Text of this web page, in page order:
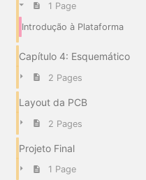
1 Page
Introdução à Plataforma
Capítulo 4: Esquemático
2 Pages
Layout da PCB
2 Pages
Projeto Final
1 Page